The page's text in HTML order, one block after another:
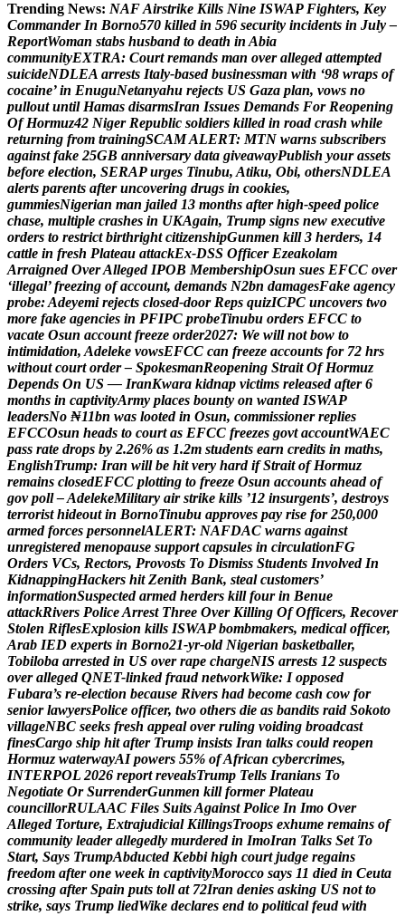
Trending News: NAFAirstrike Kills Nine ISWAP Fighters, Key
Commander In Borno570 killed in 596 security incidents in July –
ReportWoman stabs husband to death in Abia
communityEXTRA: Court remands man over alleged attempted
suicideNDLEA arrests Italy-based businessman with ‘98 wraps of
cocaine’ in EnuguNetanyahu rejects US Gaza plan, vows no
pullout until Hamas disarmsIran Issues Demands For Reopening
Of Hormuz42 Niger Republic soldiers killed in road crash while
returning from trainingSCAMALERT: MTN warns subscribers
against fake 25GB anniversary data giveawayPublish your assets
before election, SERAP urges Tinubu, Atiku, Obi, othersNDLEA
alerts parents after uncovering drugs in cookies,
gummiesNigerian man jailed 13 months after high-speed police
chase, multiple crashes in UKAgain, Trump signs new executive
orders to restrict birthright citizenshipGunmen kill 3 herders, 14
cattle in fresh Plateau attackEx-DSS Officer Ezeakolam
Arraigned OverAlleged IPOB MembershipOsun sues EFCC over
‘illegal’ freezing of account, demands N2bn damagesFake agency
probe:Adeyemi rejects closed-door Reps quizICPC uncovers two
more fake agencies in PFIPC probeTinubu orders EFCC to
vacate Osun account freeze order2027: We will not bow to
intimidation, Adeleke vowsEFCC can freeze accounts for 72 hrs
without court order – SpokesmanReopening Strait Of Hormuz
Depends On US — IranKwara kidnap victims released after 6
months in captivityArmy places bounty on wanted ISWAP
leadersNo ₦11bn was looted in Osun, commissioner replies
EFCCOsun heads to court as EFCC freezes govt accountWAEC
pass rate drops by 2.26% as 1.2m students earn credits in maths,
EnglishTrump: Iran will be hit very hard if Strait of Hormuz
remains closedEFCC plotting to freeze Osun accounts ahead of
gov poll –AdelekeMilitary air strike kills ’12 insurgents’, destroys
terrorist hideout in BornoTinubu approves pay rise for 250,000
armed forces personnelALERT: NAFDAC warns against
unregistered menopause support capsules in circulationFG
Orders VCs, Rectors, Provosts To Dismiss Students Involved In
KidnappingHackers hit Zenith Bank, steal customers’
informationSuspected armed herders kill four in Benue
attackRivers PoliceArrest Three Over Killing Of Officers, Recover
Stolen RiflesExplosion kills ISWAP bombmakers, medical officer,
Arab IED experts in Borno21-yr-old Nigerian basketballer,
Tobiloba arrested in US over rape chargeNIS arrests 12 suspects
over alleged QNET-linked fraud networkWike: I opposed
Fubara’s re-election because Rivers had become cash cow for
senior lawyersPolice officer, two others die as bandits raid Sokoto
villageNBC seeks fresh appeal over ruling voiding broadcast
finesCargo ship hit after Trump insists Iran talks could reopen
Hormuz waterwayAI powers 55% ofAfrican cybercrimes,
INTERPOL 2026 report revealsTrump Tells Iranians To
Negotiate Or SurrenderGunmen kill former Plateau
councillorRULAAC Files SuitsAgainst Police In Imo Over
Alleged Torture, Extrajudicial KillingsTroops exhume remains of
community leader allegedly murdered in ImoIran Talks Set To
Start, Says TrumpAbducted Kebbi high court judge regains
freedom after one week in captivityMorocco says 11 died in Ceuta
crossing after Spain puts toll at 72Iran denies asking US not to
strike, says Trump liedWike declares end to political feud with